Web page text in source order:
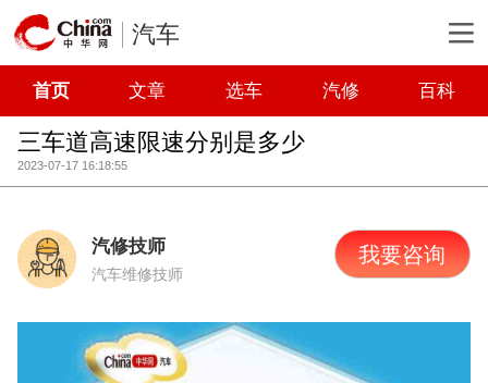
汽车
首页 文章 选车 汽修 百科
三车道高速限速分别是多少
2023-07-17 16:18:55
汽修技师
汽车维修技师
我要咨询